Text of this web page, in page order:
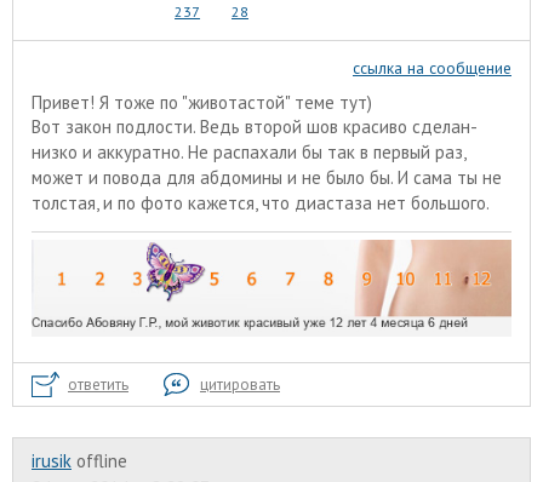
237 28
ссылка на сообщение
Привет! Я тоже по "животастой" теме тут)
Вот закон подлости. Ведь второй шов красиво сделан-
низко и аккуратно. Не распахали бы так в первый раз,
может и повода для абдомины и не было бы. И сама ты не
толстая, и по фото кажется, что диастаза нет большого.
ответить цитировать
irusik offline